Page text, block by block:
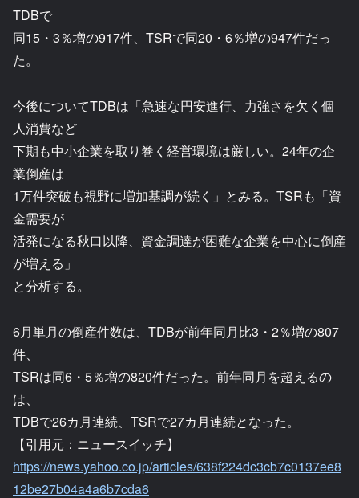
TDBで
同15・3％増の917件、TSRで同20・6％増の947件だっ
た。
今後についてTDBは「急速な円安進行、力強さを欠く個
人消費など
下期も中小企業を取り巻く経営環境は厳しい。24年の企
業倒産は
1万件突破も視野に増加基調が続く」とみる。TSRも「資
金需要が
活発になる秋口以降、資金調達が困難な企業を中心に倒産
が増える」
と分析する。
6月単月の倒産件数は、TDBが前年同月比3・2％増の807
件、
TSRは同6・5％増の820件だった。前年同月を超えるの
は、
TDBで26カ月連続、TSRで27カ月連続となった。
【引用元：ニュースイッチ】
https://news.yahoo.co.jp/articles/638f224dc3cb7c0137ee8
12be27b04a4a6b7cda6